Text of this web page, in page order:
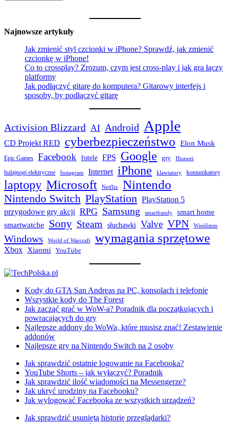
Najnowsze artykuły
Jak zmienić styl czcionki w iPhone? Sprawdź, jak zmienić
czcionkę w iPhone!
Co to crossplay? Zrozum, czym jest cross-play i jak gra łączy
platformy
Jak podłączyć gitarę do komputera? Gitarowy interfejs i
sposoby, by podłączyć gitarę
Activision Blizzard AI Android Apple
CD Projekt RED cyberbezpieczeństwo Elon Musk
Epic Games Facebook fotele FPS Google gry Huawei
hulajnogi elektryczne Instagram Internet iPhone klawiatury komunikatory
laptopy Microsoft Netflix Nintendo
Nintendo Switch PlayStation PlayStation 5
przygodowe gry akcji RPG Samsung smartbandy smart home
smartwatche Sony Steam słuchawki Valve VPN Wiedźmin
Windows World of Warcraft wymagania sprzętowe
Xbox Xiaomi YouTube
Kody do GTA San Andreas na PC, konsolach i telefonie
Wszystkie kody do The Forest
Jak zacząć grać w WoW-a? Poradnik dla początkujących i
powracających do gry
Najlepsze addony do WoWa, które musisz znać! Zestawienie
addonów
Najlepsze gry na Nintendo Switch na 2 osoby
Jak sprawdzić ostatnie logowanie na Facebooka?
YouTube Shorts – jak wyłączyć? Poradnik
Jak sprawdzić ilość wiadomości na Messengerze?
Jak ukryć urodziny na Facebooku?
Jak wylogować Facebooka ze wszystkich urządzeń?
Jak sprawdzić usuniętą historię przeglądarki?